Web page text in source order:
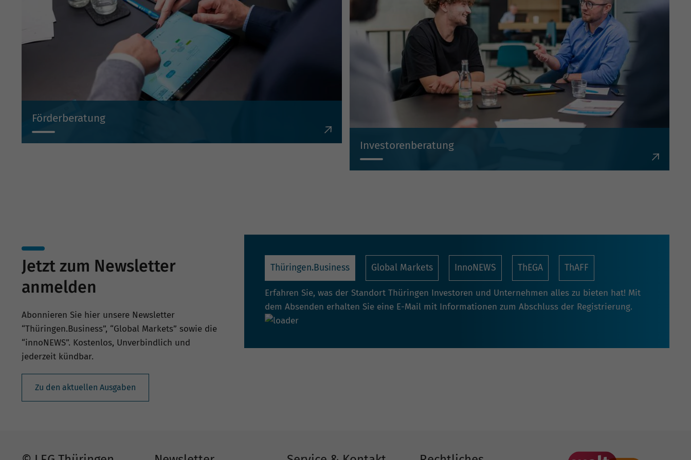
Förderberatung
Investorenberatung
Jetzt zum Newsletter
anmelden
Abonnieren Sie hier unsere Newsletter
“Thüringen.Business”, “Global Markets” sowie die
“innoNEWS”. Kostenlos, Unverbindlich und
jederzeit kündbar.
Zu den aktuellen Ausgaben
Thüringen.Business Global Markets InnoNEWS ThEGA ThAFF
Erfahren Sie, was der Standort Thüringen Investoren und Unternehmen alles zu bieten hat! Mit
dem Absenden erhalten Sie eine E-Mail mit Informationen zum Abschluss der Registrierung.